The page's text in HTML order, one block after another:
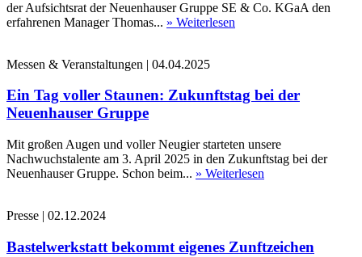
der Aufsichtsrat der Neuenhauser Gruppe SE & Co. KGaA den
erfahrenen Manager Thomas... » Weiterlesen
Messen & Veranstaltungen | 04.04.2025
Ein Tag voller Staunen: Zukunftstag bei der
Neuenhauser Gruppe
Mit großen Augen und voller Neugier starteten unsere
Nachwuchstalente am 3. April 2025 in den Zukunftstag bei der
Neuenhauser Gruppe. Schon beim... » Weiterlesen
Presse | 02.12.2024
Bastelwerkstatt bekommt eigenes Zunftzeichen